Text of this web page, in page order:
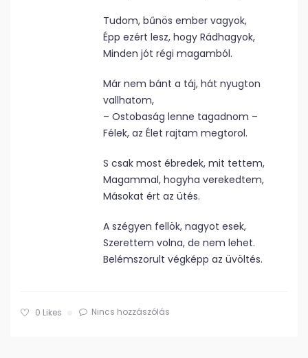
Tudom, bűnös ember vagyok,
Épp ezért lesz, hogy Rádhagyok,
Minden jót régi magamból.
Már nem bánt a táj, hát nyugton
vallhatom,
– Ostobaság lenne tagadnom –
Félek, az Élet rajtam megtorol.
S csak most ébredek, mit tettem,
Magammal, hogyha verekedtem,
Másokat ért az ütés.
A szégyen fellök, nagyot esek,
Szerettem volna, de nem lehet.
Belémszorult végképp az üvöltés.
0 Likes Nincs hozzászólás